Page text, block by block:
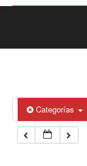
Categorías